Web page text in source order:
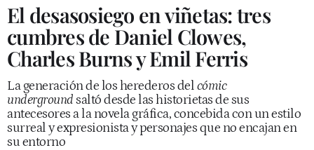
El desasosiego en viñetas: tres
cumbres de Daniel Clowes,
Charles Burns y Emil Ferris
La generación de los herederos delcómic
undergroundsaltó desde las historietas de sus
antecesores a la novela gráfica, concebida con un estilo
surreal y expresionista y personajes que no encajan en
su entorno